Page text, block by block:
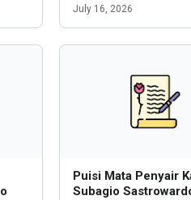
July 16, 2026
Puisi Mata Penyair
Subagio